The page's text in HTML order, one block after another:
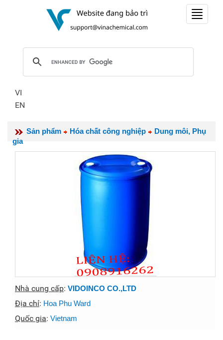
Toggle
VI
EN
Sản phẩm Hóa chất công nghiệp
Dung môi, Phụ
gia
Nhà cung cấp: VIDOINCO CO.,LTD
Địa chỉ: Hoa Phu Ward
Quốc gia: Vietnam